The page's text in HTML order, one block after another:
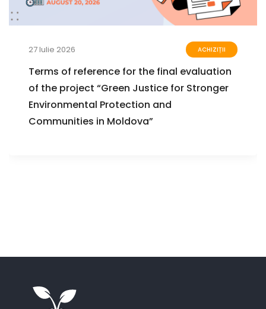
27 Iulie 2026 ACHIZIȚII
Terms of reference for the final evaluation
of the project “Green Justice for Stronger
Environmental Protection and
Communities in Moldova”